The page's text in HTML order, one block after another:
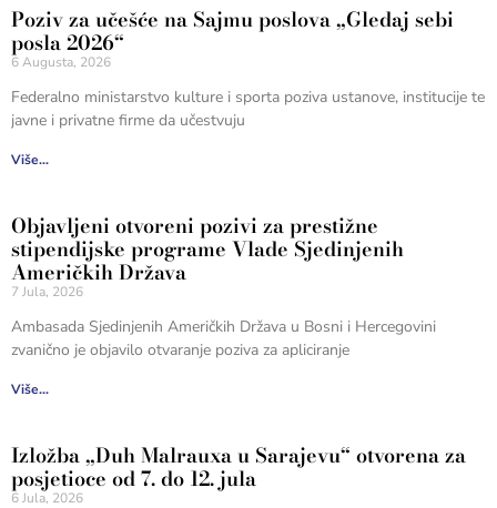
Poziv za učešće na Sajmu poslova „Gledaj sebi
posla 2026“
6 Augusta, 2026
Federalno ministarstvo kulture i sporta poziva ustanove, institucije te
javne i privatne firme da učestvuju
Više...
Objavljeni otvoreni pozivi za prestižne
stipendijske programe Vlade Sjedinjenih
Američkih Država
7 Jula, 2026
Ambasada Sjedinjenih Američkih Država u Bosni i Hercegovini
zvanično je objavilo otvaranje poziva za apliciranje
Više...
Izložba „Duh Malrauxa u Sarajevu“ otvorena za
posjetioce od 7. do 12. jula
6 Jula, 2026